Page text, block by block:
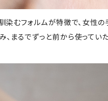
染むフォルムが特徴で、女性の
まるでずっと前から使ってい